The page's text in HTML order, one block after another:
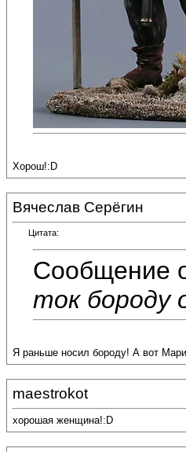
Хорош!:D
Вячеслав Серёгин
Цитата:
Сообщение
ток бороду
Я раньше носил бороду! А вот
maestrokot
хорошая женщина!:D